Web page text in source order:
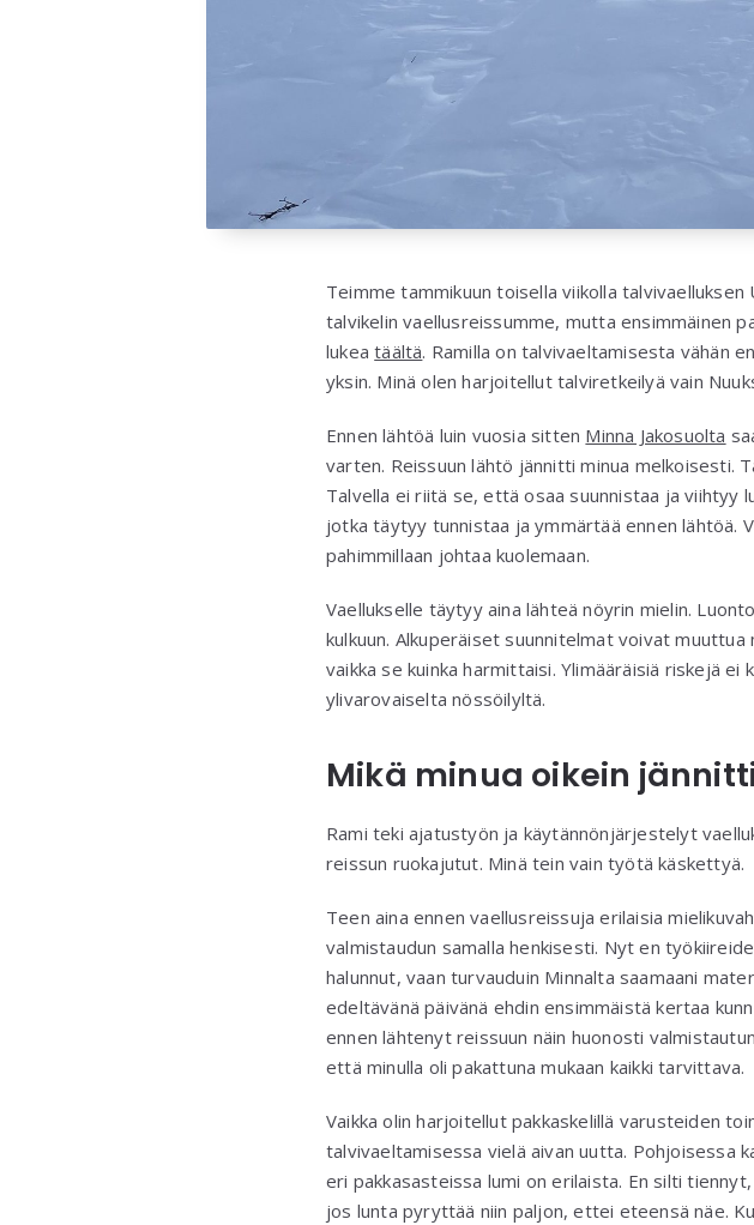
Teimme tammikuun toisella viikolla
talvikelin vaellusreissumme, mutta ensimmäinen
lukeatäältä. Ramilla on talvivaeltamisesta vähän
yksin. Minä olen harjoitellut talviretkeilyä vain
Ennen lähtöä luin vuosia sitten Minna Jakosuolta
varten. Reissuun lähtö jännitti minua melkoisesti.
Talvella ei riitä se, että osaa suunnistaa ja viihtyy
jotka täytyy tunnistaa ja ymmärtää ennen
pahimmillaan johtaa kuolemaan.
Vaellukselle täytyy aina lähteä nöyrin mielin.
kulkuun. Alkuperäiset suunnitelmat voivat
vaikka se kuinka harmittaisi. Ylimääräisiä riskejä
ylivarovaiselta nössöilyltä.
Mikä minua oikein
Rami teki ajatustyön ja käytännönjärjestelyt
reissun ruokajutut. Minä tein vain työtä käskettyä.
Teen aina ennen vaellusreissuja erilaisia
valmistaudun samalla henkisesti. Nyt en
halunnut, vaan turvauduin Minnalta saamaani
edeltävänä päivänä ehdin ensimmäistä kertaa
ennen lähtenyt reissuun näin huonosti
että minulla oli pakattuna mukaan kaikki tarvittava.
Vaikka olin harjoitellut pakkaskelillä varusteiden
talvivaeltamisessa vielä aivan uutta. Pohjoisessa
eri pakkasasteissa lumi on erilaista. En silti
jos lunta pyryttää niin paljon, ettei eteensä näe.